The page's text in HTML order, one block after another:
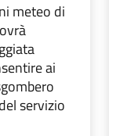
meteo di
ai
servizio